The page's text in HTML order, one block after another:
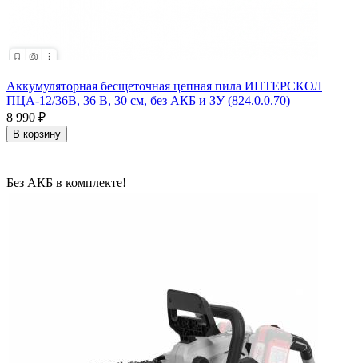
Аккумуляторная бесщеточная цепная пила ИНТЕРСКОЛ
ПЦА-12/36В, 36 В, 30 см, без АКБ и ЗУ (824.0.0.70)
8 990 ₽
В корзину
Без АКБ в комплекте!